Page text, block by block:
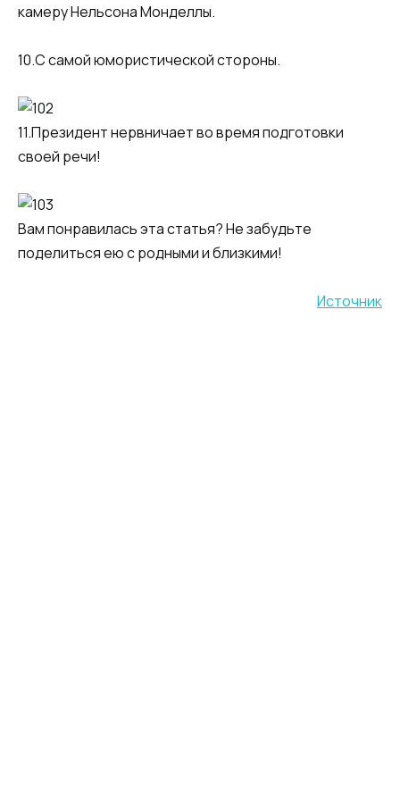
камеру Нельсона Монделлы.
10.С самой юмористической стороны.
11.Президент нервничает во время подготовки
своей речи!
Вам понравилась эта статья? Не забудьте
поделиться ею с родными и близкими!
Источник